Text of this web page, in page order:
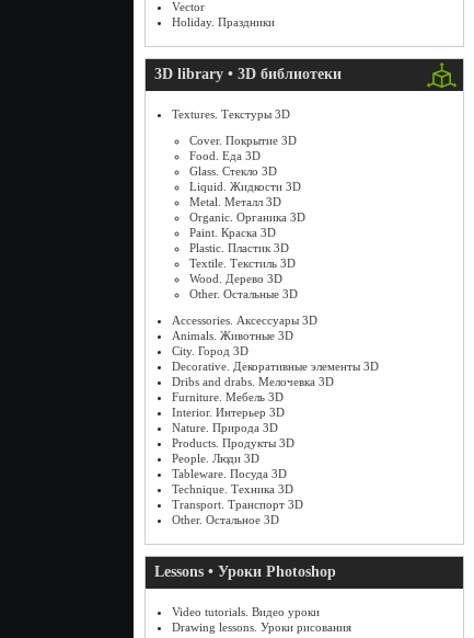
Vector
Holiday. Праздники
3D library • 3D библиотеки
Textures. Текстуры 3D
Cover. Покрытие 3D
Food. Еда 3D
Glass. Стекло 3D
Liquid. Жидкости 3D
Metal. Металл 3D
Organic. Органика 3D
Paint. Краска 3D
Plastic. Пластик 3D
Textile. Текстиль 3D
Wood. Дерево 3D
Other. Остальные 3D
Accessories. Аксессуары 3D
Animals. Животные 3D
City. Город 3D
Decorative. Декоративные элементы 3D
Dribs and drabs. Мелочевка 3D
Furniture. Мебель 3D
Interior. Интерьер 3D
Nature. Природа 3D
Products. Продукты 3D
People. Люди 3D
Tableware. Посуда 3D
Technique. Техника 3D
Transport. Транспорт 3D
Other. Остальное 3D
Lessons • Уроки Photoshop
Video tutorials. Видео уроки
Drawing lessons. Уроки рисования